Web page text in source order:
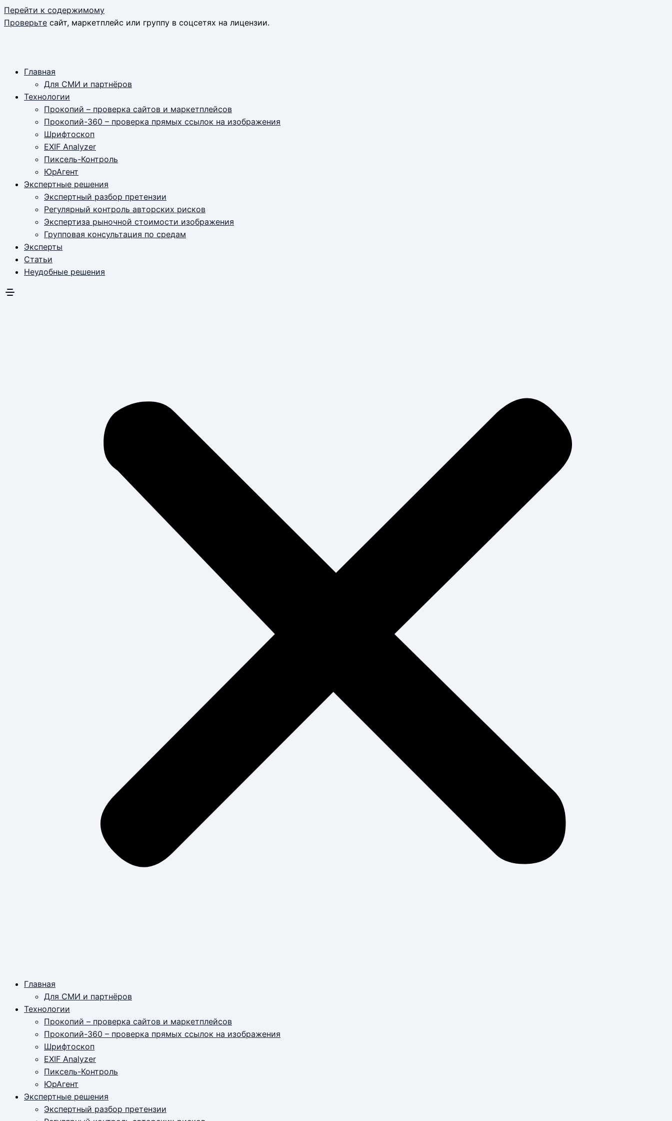
Перейти к содержимому
Проверьте сайт, маркетплейс или группу в соцсетях на лицензии.
Главная
Для СМИ и партнёров
Технологии
Прокопий – проверка сайтов и маркетплейсов
Прокопий-360 – проверка прямых ссылок на изображения
Шрифтоскоп
EXIF Analyzer
Пиксель-Контроль
ЮрАгент
Экспертные решения
Экспертный разбор претензии
Регулярный контроль авторских рисков
Экспертиза рыночной стоимости изображения
Групповая консультация по средам
Эксперты
Статьи
Неудобные решения
Главная
Для СМИ и партнёров
Технологии
Прокопий – проверка сайтов и маркетплейсов
Прокопий-360 – проверка прямых ссылок на изображения
Шрифтоскоп
EXIF Analyzer
Пиксель-Контроль
ЮрАгент
Экспертные решения
Экспертный разбор претензии